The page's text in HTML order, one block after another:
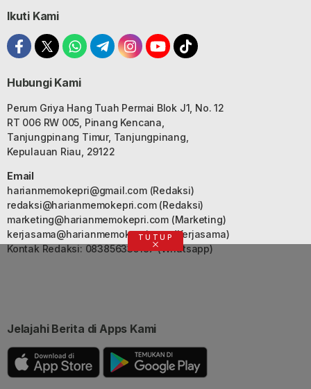
Ikuti Kami
Hubungi Kami
Perum Griya Hang Tuah Permai Blok J1, No. 12
RT 006 RW 005, Pinang Kencana,
Tanjungpinang Timur, Tanjungpinang,
Kepulauan Riau, 29122
Email
harianmemokepri@gmail.com(Redaksi)
redaksi@harianmemokepri.com(Redaksi)
marketing@harianmemokepri.com(Marketing)
kerjasama@harianmemokepri.com(Kerjasama)
Kontak Redaksi: 083856335187 (Whatsapp)
Jelajahi Berita di Apps Kami
TUTUP